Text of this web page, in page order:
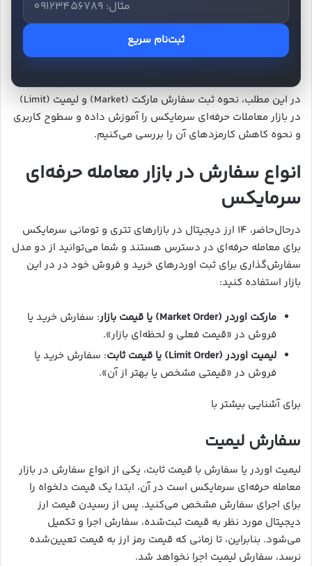
ثبت‌نام سریع
در این مطلب، نحوه ثبت سفارش مارکت (Market) و لیمیت (Limit)
در بازار معاملات حرفه‌ای سرمایکس را آموزش داده و سطوح کاربری
و نحوه کاهش کارمزدهای آن را بررسی می‌کنیم.
انواع سفارش در بازار معامله حرفه‌ای
سرمایکس
درحال‌حاضر، ۱۴ ارز دیجیتال در بازارهای تتری و تومانی سرمایکس
برای معامله حرفه‌ای در دسترس هستند و شما می‌توانید از دو مدل
سفارش‌گذاری برای ثبت اوردرهای خرید و فروش خود در در این
بازار استفاده کنید:
مارکت اوردر (Market Order) یا قیمت بازار
: سفارش خرید یا
فروش در «قیمت فعلی و لحظه‌ای بازار».
لیمیت اوردر (Limit Order) یا قیمت ثابت
: سفارش خرید یا
فروش در «قیمتی مشخص یا بهتر از آن».
برای آشنایی بیشتر با
سفارش لیمیت
لیمیت اوردر یا سفارش با قیمت ثابت، یکی از انواع سفارش در بازار
معامله حرفه‌ای سرمایکس است در آن، ابتدا یک قیمت دلخواه را
برای اجرای سفارش مشخص می‌کنید. پس از رسیدن قیمت ارز
دیجیتال مورد نظر به قیمت ثبت‌شده، سفارش اجرا و تکمیل
می‌شود. بنابراین، تا زمانی که قیمت رمز ارز به قیمت تعیین‌شده
نرسد، سفارش لیمیت اجرا نخواهد شد.